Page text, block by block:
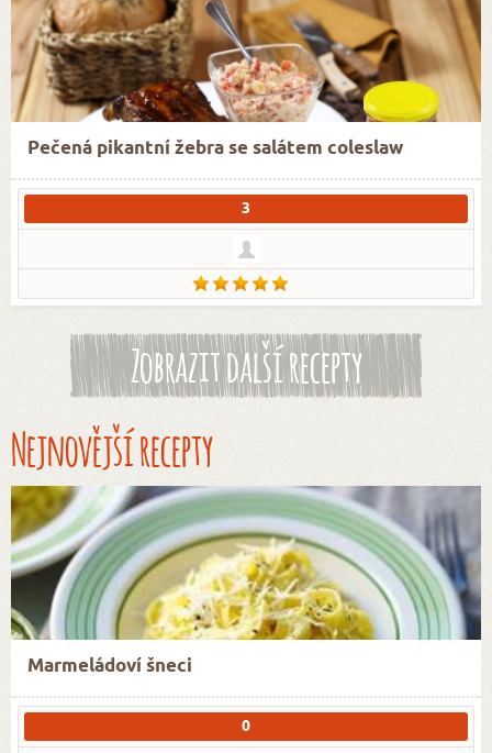
Pečená pikantní žebra se salátem coleslaw
3
Zobrazit další recepty
Nejnovější recepty
Marmeládoví šneci
0